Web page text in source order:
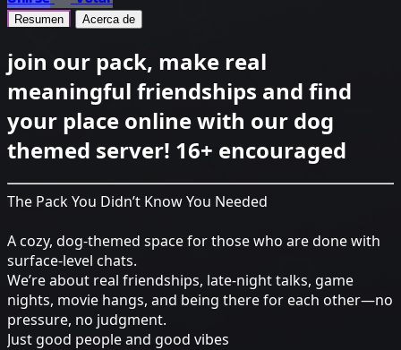
Resumen Acerca de
join our pack, make real
meaningful friendships and find
your place online with our dog
themed server! 16+ encouraged
The Pack You Didn’t Know You Needed
A cozy, dog-themed space for those who are done with
surface-level chats.
We’re about real friendships, late-night talks, game
nights, movie hangs, and being there for each other—no
pressure, no judgment.
Just good people and good vibes